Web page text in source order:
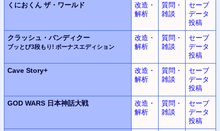
くにおくん ザ・ワールド
改造・
解析
質問・
雑談
セーブ
データ
投稿
クラッシュ・バンディクー
ブッとび3段もり! ボーナスエディション
改造・
解析
質問・
雑談
セーブ
データ
投稿
Cave Story+
改造・
解析
質問・
雑談
セーブ
データ
投稿
GOD WARS 日本神話大戦
改造・
解析
質問・
雑談
セーブ
データ
投稿